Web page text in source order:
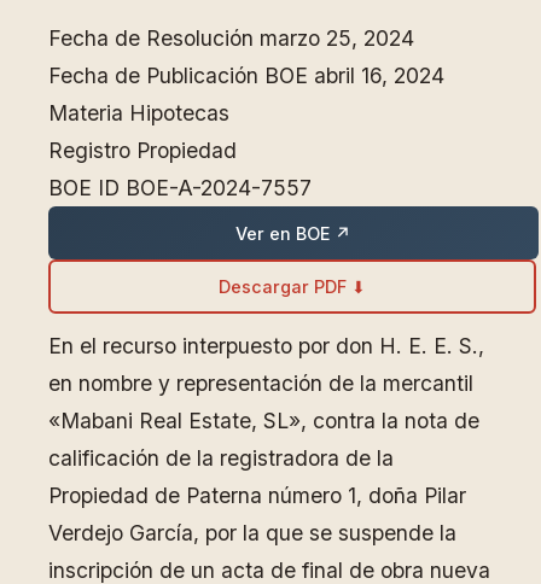
Fecha de Resolución marzo 25, 2024
Fecha de Publicación BOE abril 16, 2024
Materia Hipotecas
Registro Propiedad
BOE ID BOE-A-2024-7557
Ver en BOE ↗
Descargar PDF ⬇
En el recurso interpuesto por don H. E. E. S.,
en nombre y representación de la mercantil
«Mabani Real Estate, SL», contra la nota de
calificación de la registradora de la
Propiedad de Paterna número 1, doña Pilar
Verdejo García, por la que se suspende la
inscripción de un acta de final de obra nueva